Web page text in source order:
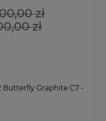
zł
zł
Butterfly Graphite C7 -